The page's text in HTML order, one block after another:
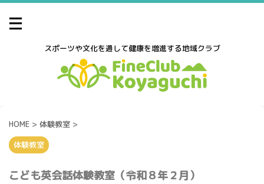
スポーツや文化を通して健康を増進する地域クラブ
HOME > 体験教室 >
体験教室
こども英会話体験教室（令和８年２月）